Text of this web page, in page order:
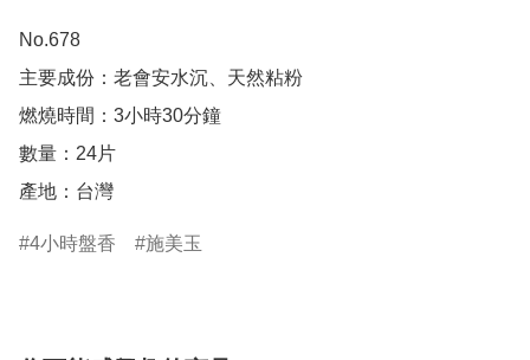
No.678
主要成份：老會安水沉、天然粘粉
燃燒時間：3小時30分鐘
數量：24片
產地：台灣
4小時盤香 施美玉